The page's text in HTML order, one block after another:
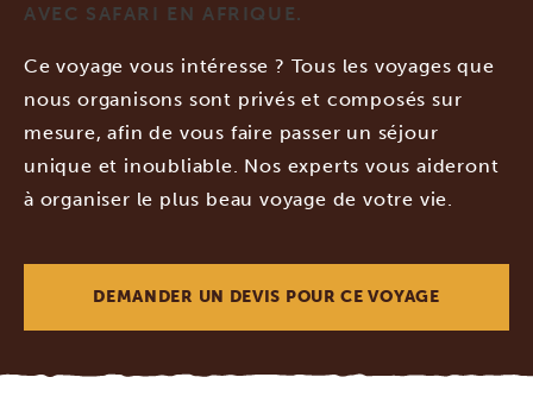
AVEC SAFARI EN AFRIQUE.
Ce voyage vous intéresse ? Tous les voyages que
nous organisons sont privés et composés sur
mesure, afin de vous faire passer un séjour
unique et inoubliable. Nos experts vous aideront
à organiser le plus beau voyage de votre vie.
DEMANDER UN DEVIS POUR CE VOYAGE